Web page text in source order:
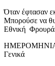
Όταν έφτασαν
Μπορούσε να
Εθνική
ΗΜΕΡΟΜΗΝΙΑ
Γενικά